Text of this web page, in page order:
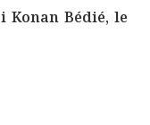
Konan Bédié, le